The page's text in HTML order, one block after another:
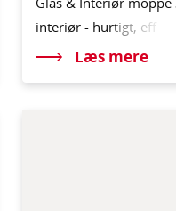
interiør - hurtigt, eff
Læs mere